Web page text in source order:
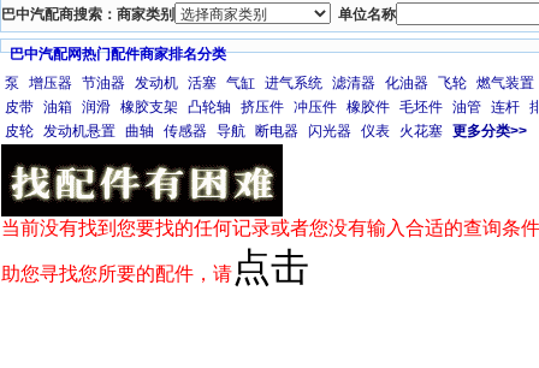
巴中汽配商搜索：商家类别 单位名称
巴中汽配网热门配件商家排名分类
泵
增压器 节油器 发动机 活塞 气缸 进气系统 滤清器 化油器 飞轮 燃气装置
皮带 油箱 润滑 橡胶支架 凸轮轴 挤压件 冲压件 橡胶件 毛坯件 油管 连杆
皮轮 发动机悬置 曲轴 传感器 导航 断电器 闪光器 仪表 火花塞 更多分类>>
当前没有找到您要找的任何记录或者您没有输入合适的查询条
助您寻找您所要的配件，请 点击